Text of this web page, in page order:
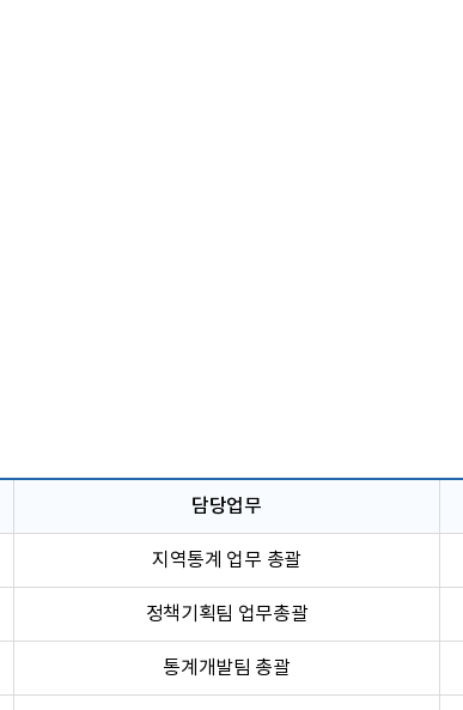
담당업무
지역통계 업무 총괄
정책기획팀 업무총괄
통계개발팀 총괄